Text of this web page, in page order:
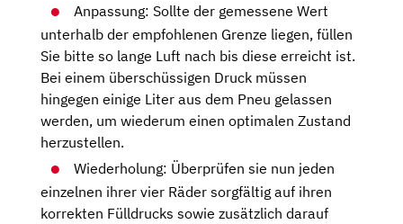
Anpassung: Sollte der gemessene Wert
unterhalb der empfohlenen Grenze liegen, füllen
Sie bitte so lange Luft nach bis diese erreicht ist.
Bei einem überschüssigen Druck müssen
hingegen einige Liter aus dem Pneu gelassen
werden, um wiederum einen optimalen Zustand
herzustellen.
Wiederholung: Überprüfen sie nun jeden
einzelnen ihrer vier Räder sorgfältig auf ihren
korrekten Fülldrucks sowie zusätzlich darauf